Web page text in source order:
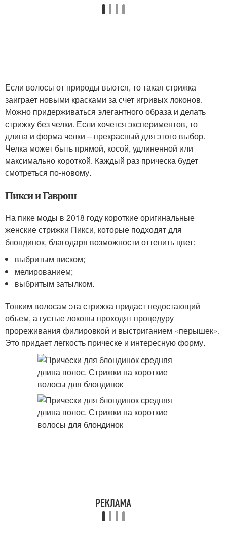
Если волосы от природы вьются, то такая стрижка
заиграет новыми красками за счет игривых локонов.
Можно придерживаться элегантного образа и делать
стрижку без челки. Если хочется экспериментов, то
длина и форма челки – прекрасный для этого выбор.
Челка может быть прямой, косой, удлиненной или
максимально короткой. Каждый раз прическа будет
смотреться по-новому.
Пикси и Гаврош
На пике моды в 2018 году короткие оригинальные
женские стрижки Пикси, которые подходят для
блондинок, благодаря возможности оттенить цвет:
выбритым виском;
мелированием;
выбритым затылком.
Тонким волосам эта стрижка придаст недостающий
объем, а густые локоны проходят процедуру
прореживания филировкой и выстриганием «перышек».
Это придает легкость прическе и интересную форму.